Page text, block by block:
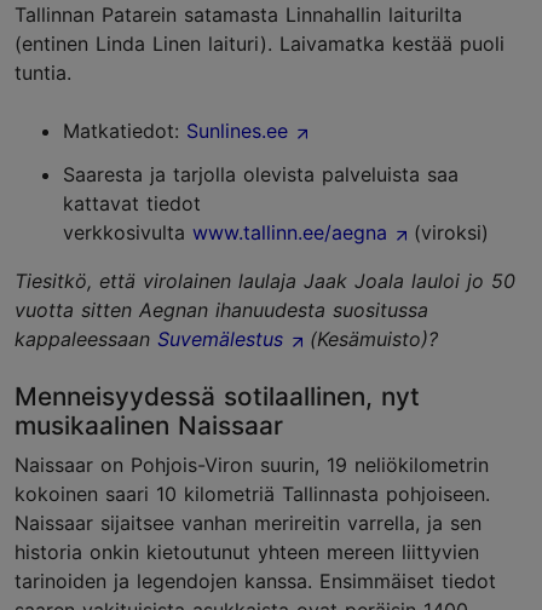
Tallinnan Patarein satamasta Linnahallin laiturilta
(entinen Linda Linen laituri). Laivamatka kestää puoli
tuntia.
Matkatiedot: Sunlines.ee
Saaresta ja tarjolla olevista palveluista saa
kattavat tiedot
verkkosivulta www.tallinn.ee/aegna
(viroksi)
Tiesitkö, että virolainen laulaja Jaak Joala lauloi jo 50
vuotta sitten Aegnan ihanuudesta suositussa
kappaleessaan Suvemälestus (Kesämuisto)?
Menneisyydessä sotilaallinen, nyt
musikaalinen Naissaar
Naissaar on Pohjois-Viron suurin, 19 neliökilometrin
kokoinen saari 10 kilometriä Tallinnasta pohjoiseen.
Naissaar sijaitsee vanhan merireitin varrella, ja sen
historia onkin kietoutunut yhteen mereen liittyvien
tarinoiden ja legendojen kanssa. Ensimmäiset tiedot